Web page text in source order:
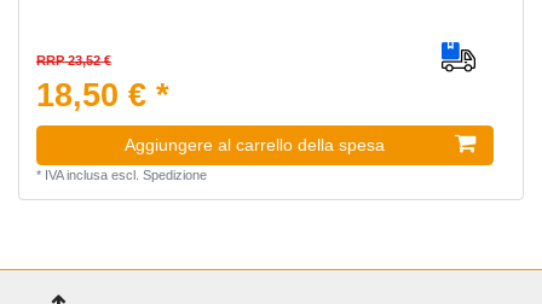
RRP 23,52 €
18,50 € *
Aggiungere al carrello della spesa
* IVA inclusaescl. Spedizione